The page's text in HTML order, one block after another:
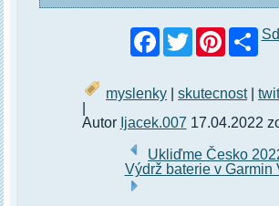
Facebook
Twitter
myslenky |skutecnost|
Autor Ijacek.007 17.04.2022
Ukliďme Česko
Výdrž baterie v Garmin